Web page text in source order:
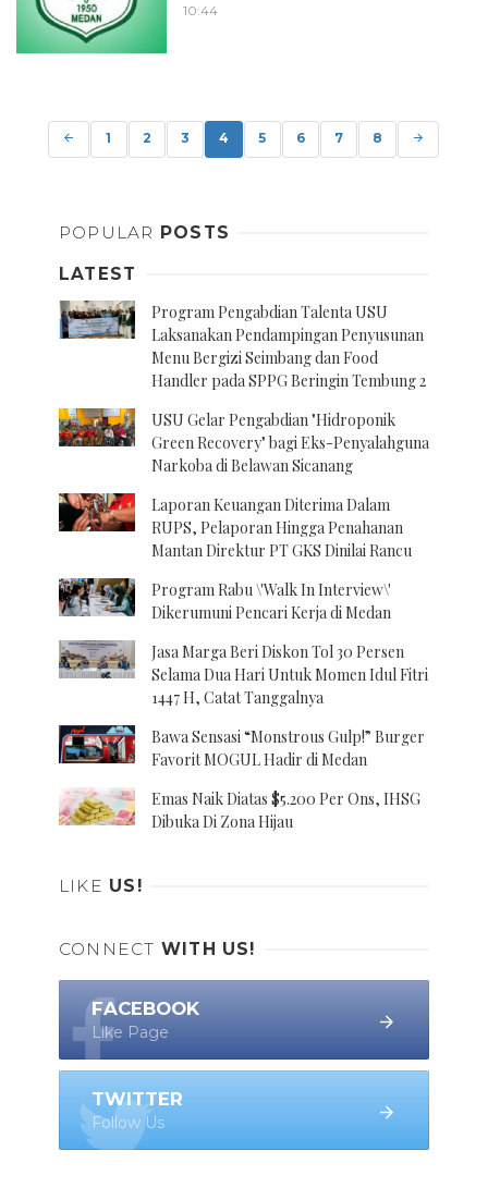
10:44
navigation1 2 3 4 5 6 7 8
POPULAR POSTS
LATEST
Program Pengabdian Talenta USU
Laksanakan Pendampingan Penyusunan
Menu Bergizi Seimbang dan Food
Handler pada SPPG Beringin Tembung 2
USU Gelar Pengabdian "Hidroponik
Green Recovery" bagi Eks-Penyalahguna
Narkoba di Belawan Sicanang
Laporan Keuangan Diterima Dalam
RUPS, Pelaporan Hingga Penahanan
Mantan Direktur PT GKS Dinilai Rancu
Program Rabu \'Walk In Interview\'
Dikerumuni Pencari Kerja di Medan
Jasa Marga Beri Diskon Tol 30 Persen
Selama Dua Hari Untuk Momen Idul Fitri
1447 H, Catat Tanggalnya
Bawa Sensasi “Monstrous Gulp!” Burger
Favorit MOGUL Hadir di Medan
Emas Naik Diatas $5.200 Per Ons, IHSG
Dibuka Di Zona Hijau
LIKE US!
CONNECT WITH US!
FACEBOOK
Like Page
TWITTER
Follow Us